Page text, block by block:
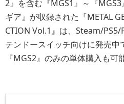
2』を含む『MGS1』～『
ギア』が収録された『METAL
CTION Vol.1』は、Steam/
テンドースイッチ向けに発売
『MGS2』のみの単体購入も可